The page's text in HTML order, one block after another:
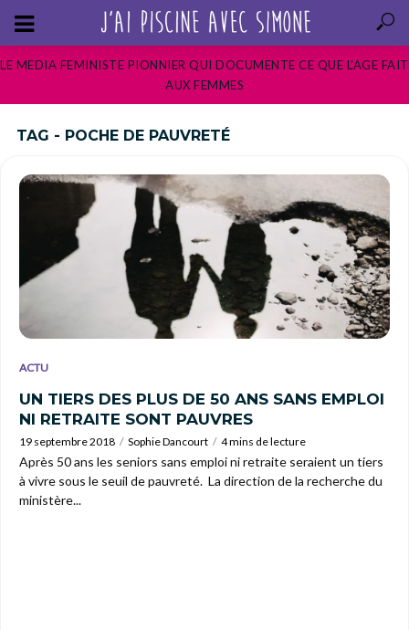
LE MEDIA FEMINISTE PIONNIER QUI DOCUMENTE CE QUE L’AGE FAIT
AUX FEMMES
TAG - POCHE DE PAUVRETÉ
ACTU
UN TIERS DES PLUS DE 50 ANS SANS EMPLOI
NI RETRAITE SONT PAUVRES
19 septembre 2018 Sophie Dancourt 4 mins de lecture
Après 50 ans les seniors sans emploi ni retraite seraient un tiers
à vivre sous le seuil de pauvreté. La direction de la recherche du
ministère...